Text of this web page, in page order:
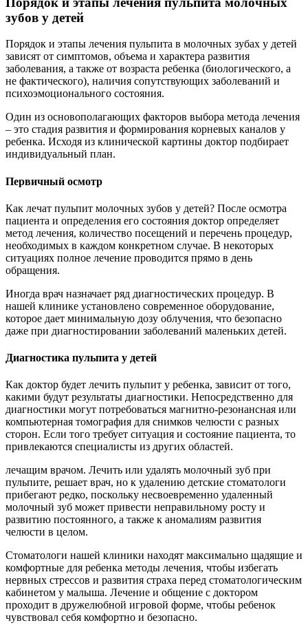
зубов у детей
Порядок и этапы лечения пульпита в молочных зубах у детей
зависят от симптомов, объема и характера развития
заболевания, а также от возраста ребенка (биологического, а
не фактического), наличия сопутствующих заболеваний и
психоэмоционального состояния.
Один из основополагающих факторов выбора метода лечения
– это стадия развития и формирования корневых каналов у
ребенка. Исходя из клинической картины доктор подбирает
индивидуальный план.
Первичный осмотр
Как лечат пульпит молочных зубов у детей? После осмотра
пациента и определения его состояния доктор определяет
метод лечения, количество посещений и перечень процедур,
необходимых в каждом конкретном случае. В некоторых
ситуациях полное лечение проводится прямо в день
обращения.
Иногда врач назначает ряд диагностических процедур. В
нашей клинике установлено современное оборудование,
которое дает минимальную дозу облучения, что безопасно
даже при диагностировании заболеваний маленьких детей.
Диагностика пульпита у детей
Как доктор будет лечить пульпит у ребенка, зависит от того,
какими будут результаты диагностики. Непосредственно для
диагностики могут потребоваться магнитно-резонансная или
компьютерная томография для снимков челюсти с разных
сторон. Если того требует ситуация и состояние пациента, то
привлекаются специалисты из других областей.
лечащим врачом. Лечить или удалять молочный зуб при
пульпите, решает врач, но к удалению детские стоматологи
прибегают редко, поскольку несвоевременно удаленный
молочный зуб может привести неправильному росту и
развитию постоянного, а также к аномалиям развития
челюсти в целом.
Стоматологи нашей клиники находят максимально щадящие и
комфортные для ребенка методы лечения, чтобы избегать
нервных стрессов и развития страха перед стоматологическим
кабинетом у малыша. Лечение и общение с доктором
проходит в дружелюбной игровой форме, чтобы ребенок
чувствовал себя комфортно и безопасно.